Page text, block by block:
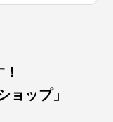
ョップ」